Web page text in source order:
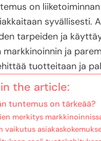
on
syvällisesti.
tarpeiden ja
ja
tuotteitaan ja
the article:
tuntemus on tärkeää?
merkitys
vaikutus